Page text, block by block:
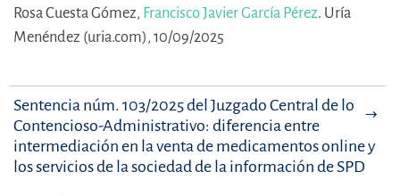
Rosa Cuesta Gómez, Francisco Javier García Pérez. Uría
Menéndez (uria.com), 10/09/2025
Sentencia núm. 103/2025 del Juzgado Central de lo
Contencioso-Administrativo: diferencia entre
intermediación en la venta de medicamentos online y
los servicios de la sociedad de la información de SPD